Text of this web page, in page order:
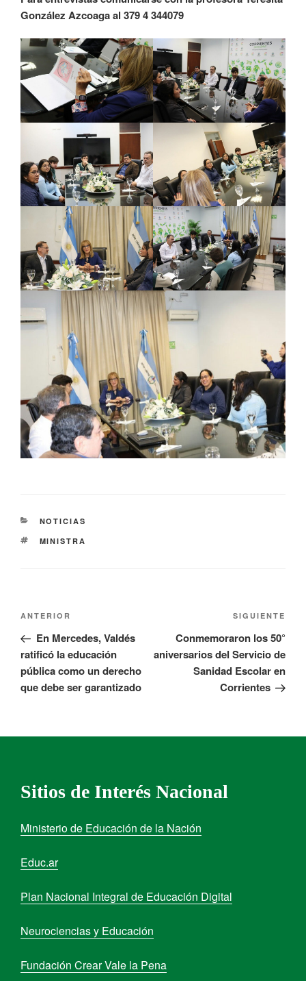
González Azcoaga al 379 4 344079
NOTICIAS
MINISTRA
ANTERIOR
En Mercedes, Valdés
ratificó la educación
pública como un derecho
que debe ser garantizado
SIGUIENTE
Conmemoraron los 50°
aniversarios del Servicio de
Sanidad Escolar en
Corrientes
Sitios de Interés Nacional
Ministerio de Educación de la Nación
Educ.ar
Plan Nacional Integral de Educación Digital
Neurociencias y Educación
Fundación Crear Vale la Pena